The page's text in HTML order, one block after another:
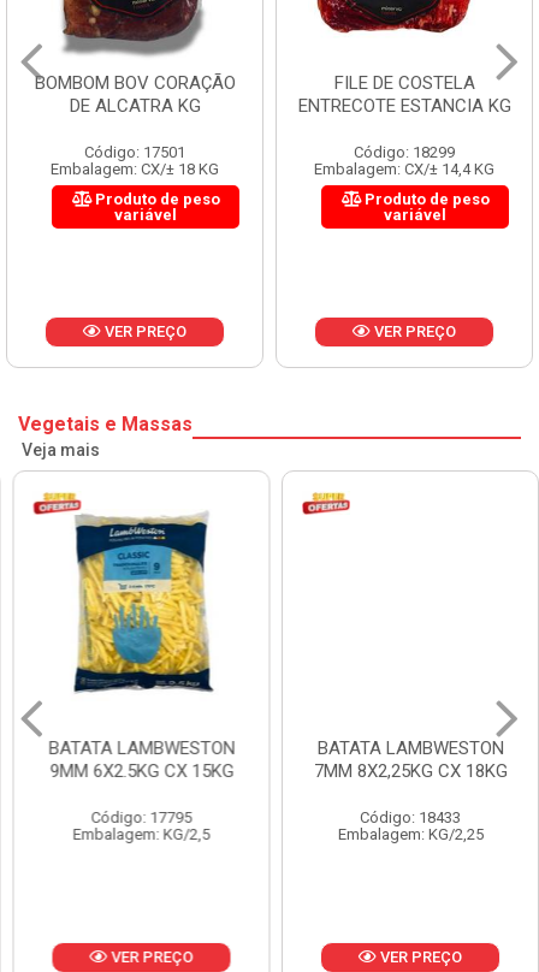
BOMBOM BOV CORAÇÃO
DE ALCATRA KG
Código: 17501
Embalagem: CX/± 18 KG
Produto de peso
variável
VER PREÇO
FILE DE COSTELA
ENTRECOTE ESTANCIA KG
Código: 18299
Embalagem: CX/± 14,4 KG
Produto de peso
variável
VER PREÇO
Vegetais e Massas
Veja mais
BATATA LAMBWESTON
9MM 6X2.5KG CX 15KG
Código: 17795
Embalagem: KG/2,5
VER PREÇO
BATATA LAMBWESTON
7MM 8X2,25KG CX 18KG
Código: 18433
Embalagem: KG/2,25
VER PREÇO